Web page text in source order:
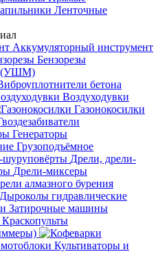
Ленточные
Аккумуляторный инструмент
Бензорезы
(УШМ)
бетона
Воздуходувки
Газонокосилки
Генераторы
Грузоподъёмное
Дрели, дрели-
Дрели-миксеры
алмазного бурения
Дыроколы гидравлические
Затирочные машины
Краскопульты
Культиваторы и